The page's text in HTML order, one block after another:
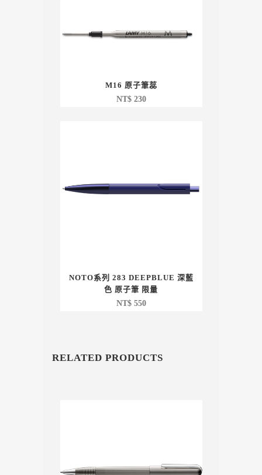
M16 原子筆蕊
NT$230
NOTO系列 283 DEEPBLUE 深藍
色 原子筆 限量
NT$550
RELATED PRODUCTS